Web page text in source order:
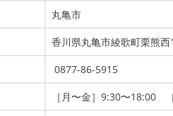
丸亀市
香川県丸亀市綾歌町栗熊
0877-86-5915
［月〜金］9:30〜18:00